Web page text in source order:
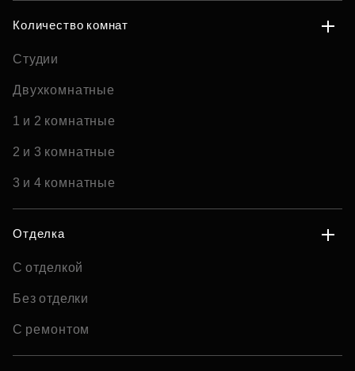
Количество комнат
Студии
Двухкомнатные
1 и 2 комнатные
2 и 3 комнатные
3 и 4 комнатные
Отделка
С отделкой
Без отделки
С ремонтом